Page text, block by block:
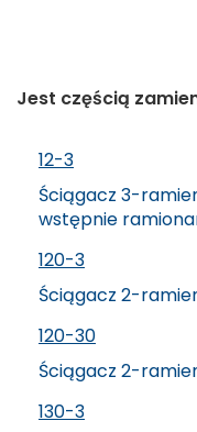
Jest częścią
12-3
Ściągacz 3-
wstępnie
120-3
Ściągacz 2-
120-30
Ściągacz 2-
130-3